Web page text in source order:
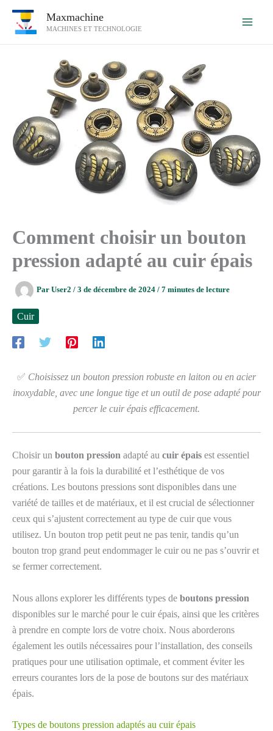
Maxmachine
MACHINES ET TECHNOLOGIE
Comment choisir un bouton
pression adapté au cuir épais
Par User2 / 3 de décembre de 2024 / 7 minutes de lecture
Cuir
✅ Choisissez un bouton pression robuste en laiton ou en acier
inoxydable, avec une longue tige et un outil de pose adapté pour
percer le cuir épais efficacement.
Choisir un bouton pression adapté au cuir épais est essentiel
pour garantir à la fois la durabilité et l’esthétique de vos
créations. Les boutons pressions sont disponibles dans une
variété de tailles et de matériaux, et il est crucial de sélectionner
ceux qui s’ajustent correctement au type de cuir que vous
utilisez. Un bouton trop petit peut ne pas tenir, tandis qu’un
bouton trop grand peut endommager le cuir ou ne pas s’ouvrir et
se fermer correctement.
Nous allons explorer les différents types de boutons pression
disponibles sur le marché pour le cuir épais, ainsi que les critères
à prendre en compte lors de votre choix. Nous aborderons
également les outils nécessaires pour l’installation, des conseils
pratiques pour une utilisation optimale, et comment éviter les
erreurs courantes lors de la pose de boutons sur des matériaux
épais.
Types de boutons pression adaptés au cuir épais